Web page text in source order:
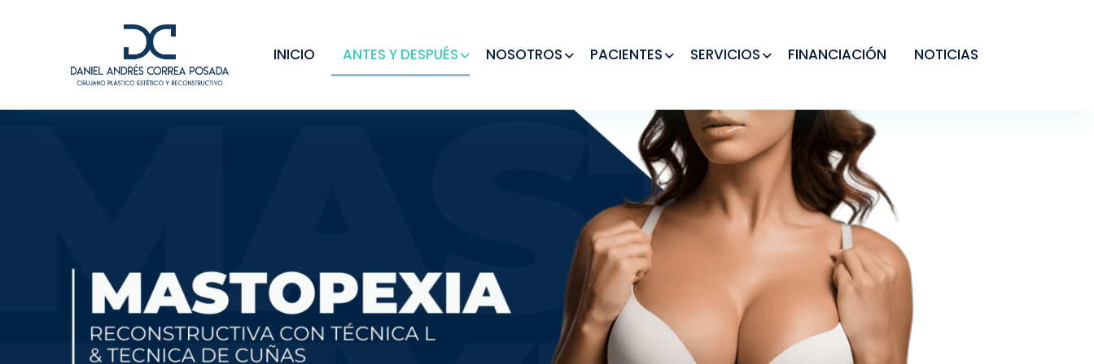
INICIO ANTES Y DESPUÉS NOSOTROS PACIENTES SERVICIOS FINANCIACIÓN NOTICIAS